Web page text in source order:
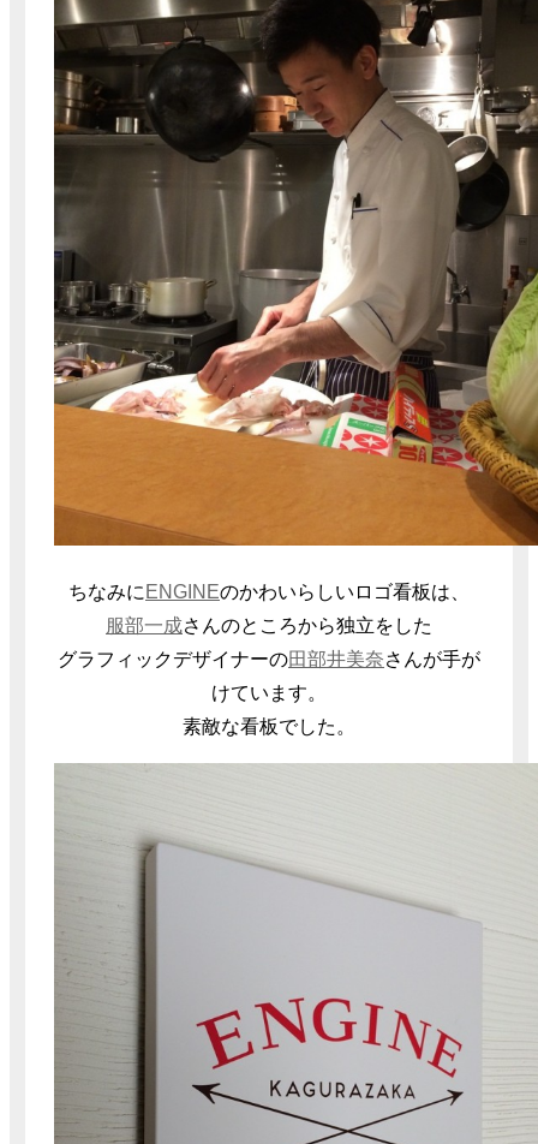
ちなみに ENGINEのかわいらしいロゴ看板は、
服部一成さんのところから独立をした
グラフィックデザイナーの田部井美奈さんが手が
けています。
素敵な看板でした。